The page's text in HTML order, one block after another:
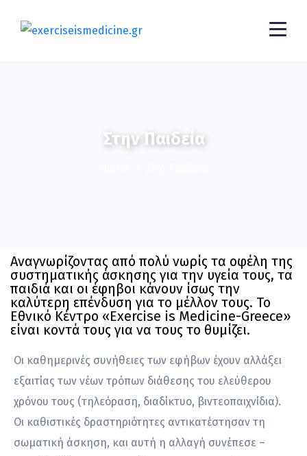
Στην Παιδεία
Αναγνωρίζοντας από πολύ νωρίς τα οφέλη της
συστηματικής άσκησης για την υγεία τους, τα
παιδιά και οι έφηβοι κάνουν ίσως την
καλύτερη επένδυση για το μέλλον τους. Το
Εθνικό Κέντρο «Exercise is Medicine-Greece»
είναι κοντά τους για να τους το θυμίζει.
Οι καθημερινές συνήθειες των εφήβων έχουν αλλάξει
εξαιτίας των νέων τρόπων διάθεσης του ελεύθερου
χρόνου τους (τηλεόραση, διαδίκτυο, βιντεοπαιχνίδια).
Οι καθιστικές δραστηριότητες αντικατέστησαν τη
σωματική άσκηση, και αυτή η αλλαγή συνέπεσε –